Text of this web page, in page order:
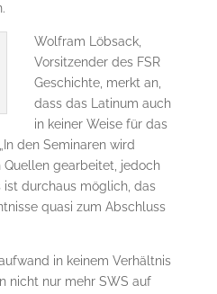
Wolfram Löbsack,
Vorsitzender des FSR
Geschichte, merkt an,
dass das Latinum auch
in keiner Weise für das
den Seminaren wird
gearbeitet, jedoch
ist durchaus möglich, das
quasi zum Abschluss
in keinem Verhältnis
nicht nur mehr SWS auf